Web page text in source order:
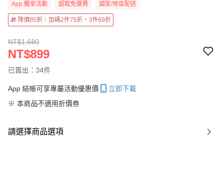
App 獨享活動 超取免運費 國家/地區配送
🎁 降價85折｜加碼2件75折・3件69折
NT$1,680
NT$899
已賣出：34件
App 結帳可享專屬活動優惠價
立即下載
※ 本商品不適用折價券
請選擇商品選項